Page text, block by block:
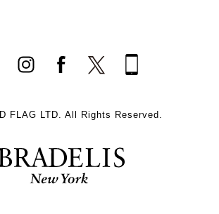
FLAG LTD. All Rights Reserved.